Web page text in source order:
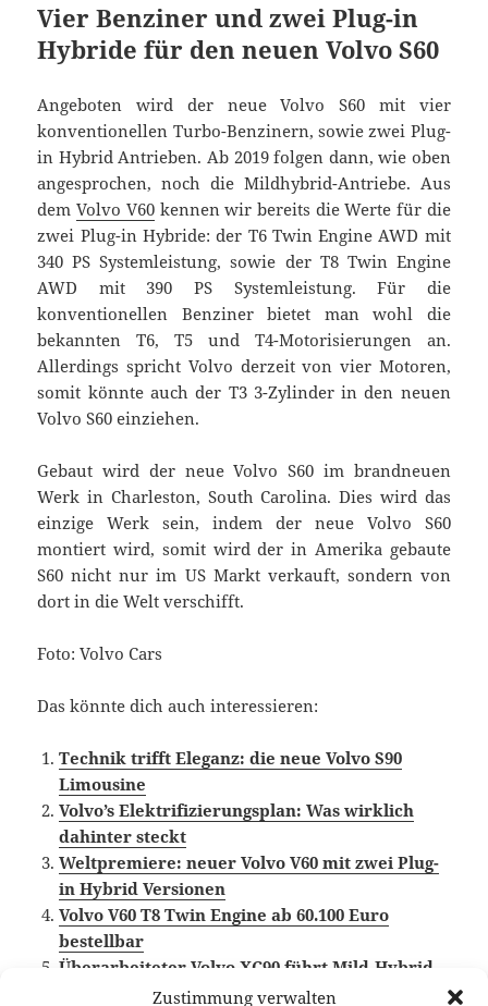
Zustimmung verwalten
Vier Benziner und zwei Plug-in
Hybride für den neuen Volvo S60
Angeboten wird der neue Volvo S60 mit vier
konventionellen Turbo-Benzinern, sowie zwei Plug-
in Hybrid Antrieben. Ab 2019 folgen dann, wie oben
angesprochen, noch die Mildhybrid-Antriebe. Aus
demVolvo V60kennen wir bereits die Werte für die
zwei Plug-in Hybride: der T6 Twin Engine AWD mit
340 PS Systemleistung, sowie der T8 Twin Engine
AWD mit 390 PS Systemleistung. Für die
konventionellen Benziner bietet man wohl die
bekannten T6, T5 und T4-Motorisierungen an.
Allerdings spricht Volvo derzeit von vier Motoren,
somit könnte auch der T3 3-Zylinder in den neuen
Volvo S60 einziehen.
Gebaut wird der neue Volvo S60 im brandneuen
Werk in Charleston, South Carolina. Dies wird das
einzige Werk sein, indem der neue Volvo S60
montiert wird, somit wird der in Amerika gebaute
S60 nicht nur im US Markt verkauft, sondern von
dort in die Welt verschifft.
Foto: Volvo Cars
Das könnte dich auch interessieren:
Technik trifft Eleganz: die neue Volvo S90
Limousine
Volvo’s Elektrifizierungsplan: Was wirklich
dahinter steckt
Weltpremiere: neuer Volvo V60 mit zwei Plug-
in Hybrid Versionen
Volvo V60 T8 Twin Engine ab 60.100 Euro
bestellbar
Überarbeiteter Volvo XC90 führt Mild-Hybrid-
Antrieb ein